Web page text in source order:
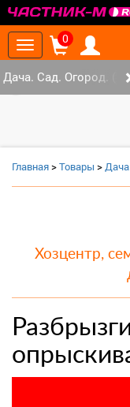
Toggle
navigation
0
Дача. Сад. Огород. (2)
Главная>Товары >
Хозцентр,
‹